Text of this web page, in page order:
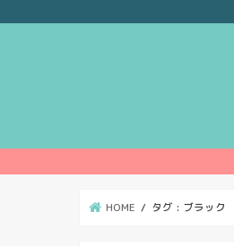
HOME タグ : ブラック